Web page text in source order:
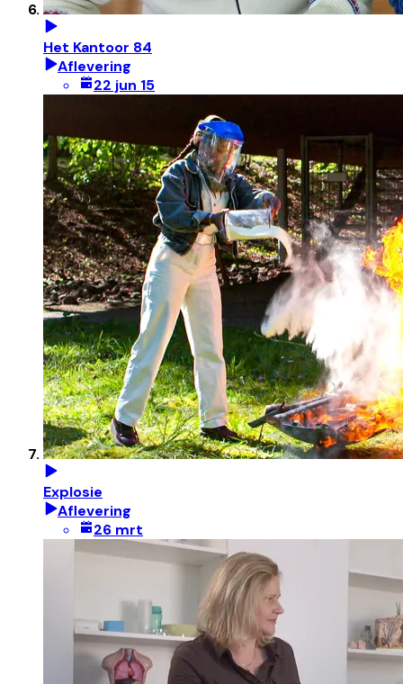
Het Kantoor 84
Aflevering
22 jun 15
Explosie
Aflevering
26 mrt